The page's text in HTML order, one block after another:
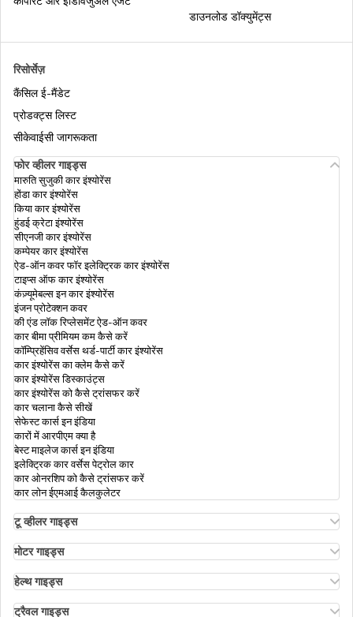
पर्सनल लोन के लिए क्रेडिट स्कोर की आवश्यकता
सिबिल डिफॉल्टर लिस्ट से अपना नाम हटाने का तरीका
भारत की क्रेडिट रेटिंग एजेंसियां
रिसोर्सेज़
कैंसिल ई-मैंडेट
प्रोडक्ट्स लिस्ट
सीकेवाईसी जागरूकता
डाउनलोड डॉक्युमेंट्स
फोर व्हीलर गाइड्स
मारुति सुजुकी कार इंश्योरेंस
होंडा कार इंश्योरेंस
किया कार इंश्योरेंस
हुंडई क्रेटा इंश्योरेंस
सीएनजी कार इंश्योरेंस
कम्पेयर कार इंश्योरेंस
ऐड-ऑन कवर फॉर इलेक्ट्रिक कार इंश्योरेंस
टाइप्स ऑफ कार इंश्योरेंस
कंज़्यूमेबल्स इन कार इंश्योरेंस
इंजन प्रोटेक्शन कवर
की एंड लॉक रिप्लेसमेंट ऐड-ऑन कवर
कार बीमा प्रीमियम कम कैसे करें
कॉम्प्रिहेंसिव वर्सेस थर्ड-पार्टी कार इंश्योरेंस
कार इंश्योरेंस का क्लेम कैसे करें
कार इंश्योरेंस डिस्काउंट्स
कार इंश्योरेंस को कैसे ट्रांसफर करें
कार चलाना कैसे सीखें
सेफेस्ट कार्स इन इंडिया
कारों में आरपीएम क्या है
बेस्ट माइलेज कार्स इन इंडिया
इलेक्ट्रिक कार वर्सेस पेट्रोल कार
कार ओनरशिप को कैसे ट्रांसफर करें
कार लोन ईएमआई कैलकुलेटर
टू व्हीलर गाइड्स
अथर एनर्जी बाइक इंश्योरेंस
बाइक इंश्योरेंस फॉर 3 ईयर्स
कॉम्प्रिहेंसिव एंड थर्ड-पार्टी बाइक इंश्योरेंस
कैशलेस बाइक इंश्योरेंस
मोटर गाइड्स
मोटर इंश्योरेंस के प्रकार
रोडसाइड असिस्टेंस कवर
हेल्थ गाइड्स
एनआरआई पैरेंट्स के लिए हेल्थ इंश्योरेंस
ट्रैवल गाइड्स